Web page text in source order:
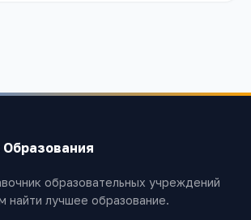
Образования
образовательных учреждений
найти лучшее образование.